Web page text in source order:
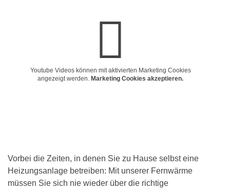
Youtube Videos können mit aktivierten Marketing Cookies
angezeigt werden. Marketing Cookies akzeptieren.
Vorbei die Zeiten, in denen Sie zu Hause selbst eine
Heizungsanlage betreiben: Mit unserer Fernwärme
müssen Sie sich nie wieder über die richtige